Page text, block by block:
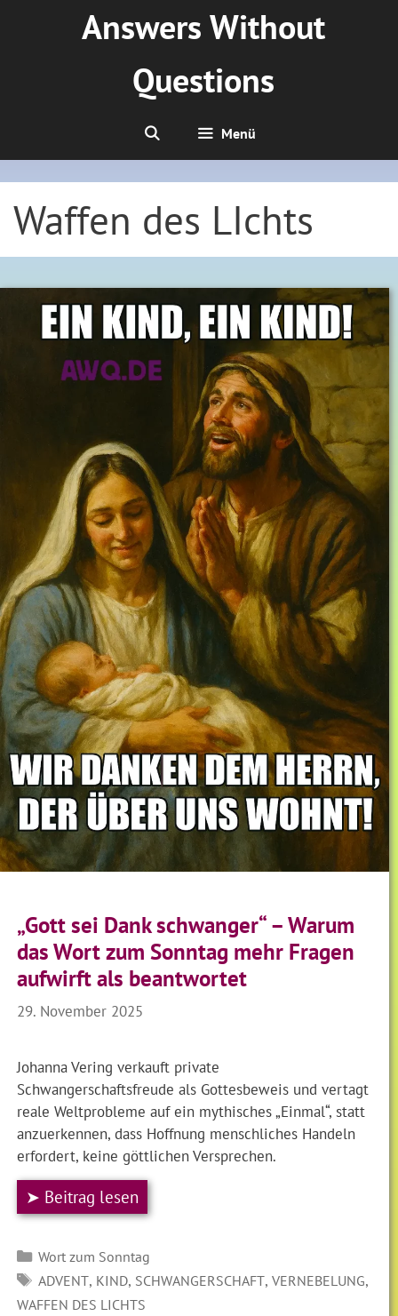
Answers Without
Questions
Menü
Waffen des LIchts
„Gott sei Dank schwanger“ – Warum
das Wort zum Sonntag mehr Fragen
aufwirft als beantwortet
29. November 2025
Johanna Vering verkauft private
Schwangerschaftsfreude als Gottesbeweis und vertagt
reale Weltprobleme auf ein mythisches „Einmal“, statt
anzuerkennen, dass Hoffnung menschliches Handeln
erfordert, keine göttlichen Versprechen.
➤ Beitrag lesen
Kategorien
Wort zum Sonntag
SCHLAGWÖRTER
ADVENT, KIND, SCHWANGERSCHAFT, VERNEBELUNG,
WAFFEN DES LICHTS